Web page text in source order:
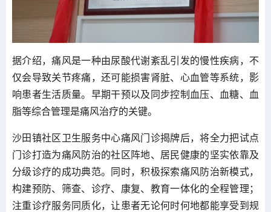
据介绍，痛风是一种由尿酸代谢紊乱引发的慢性疾病，不
仅会导致关节疼痛，还可能损害肾脏、心血管等系统，影
响患者生活质量。早期干预以及同步控制血压、血糖、血
脂等综合管理是痛风治疗的关键。
沙田镇社区卫生服务中心痛风门诊揭牌后，将全力把试点
门诊打造为痛风防治的社区阵地、居民健康的坚实依靠及
分级诊疗的成功典范。同时，积极探索痛风防治新模式，
构建预防、筛查、诊疗、康复、教育一体化的全程管理；
注重诊疗服务同质化，让患者无论何时何地都能享受到规